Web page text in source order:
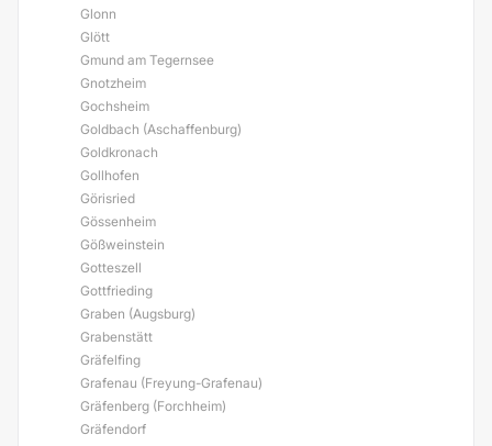
Glonn
Glött
Gmund am Tegernsee
Gnotzheim
Gochsheim
Goldbach (Aschaffenburg)
Goldkronach
Gollhofen
Görisried
Gössenheim
Gößweinstein
Gotteszell
Gottfrieding
Graben (Augsburg)
Grabenstätt
Gräfelfing
Grafenau (Freyung-Grafenau)
Gräfenberg (Forchheim)
Gräfendorf